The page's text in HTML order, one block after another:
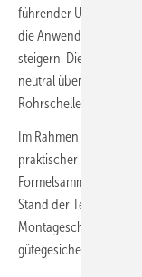
führender
die Anwendungs- und
steigern. Dies
neutral überwachte
Rohrschellen.
Im Rahmen der
praktischer
Formelsammlungen
Stand der Technik an.
gütegesicherte